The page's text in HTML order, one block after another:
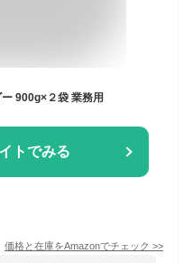
900g×２袋 業務用
トでみる
価格と在庫をAmazonでチェック >>